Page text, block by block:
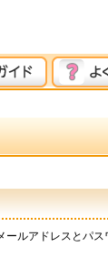
ルアドレスとパス